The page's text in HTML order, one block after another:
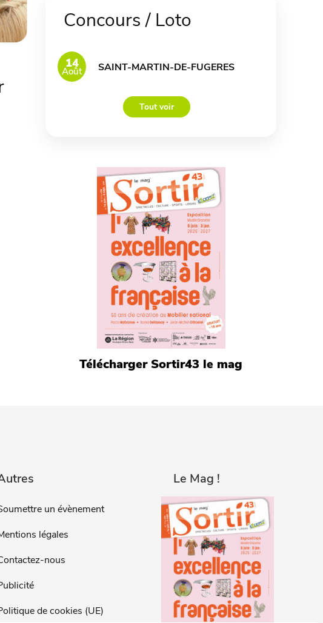
Concours / Loto
14
Août SAINT-MARTIN-DE-FUGERES
Tout voir
Télécharger Sortir43 le mag
un évènement
légales
nous
de cookies (UE)
Le Mag !